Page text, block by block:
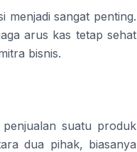
menjadi sangat penting.
arus kas tetap sehat
bisnis.
suatu produk
dua pihak, biasanya